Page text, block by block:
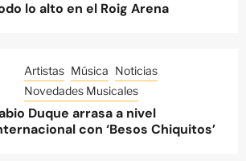
lo alto en el Roig Arena
Artistas Música Noticias
Novedades Musicales
Duque arrasa a nivel
con ‘Besos Chiquitos’